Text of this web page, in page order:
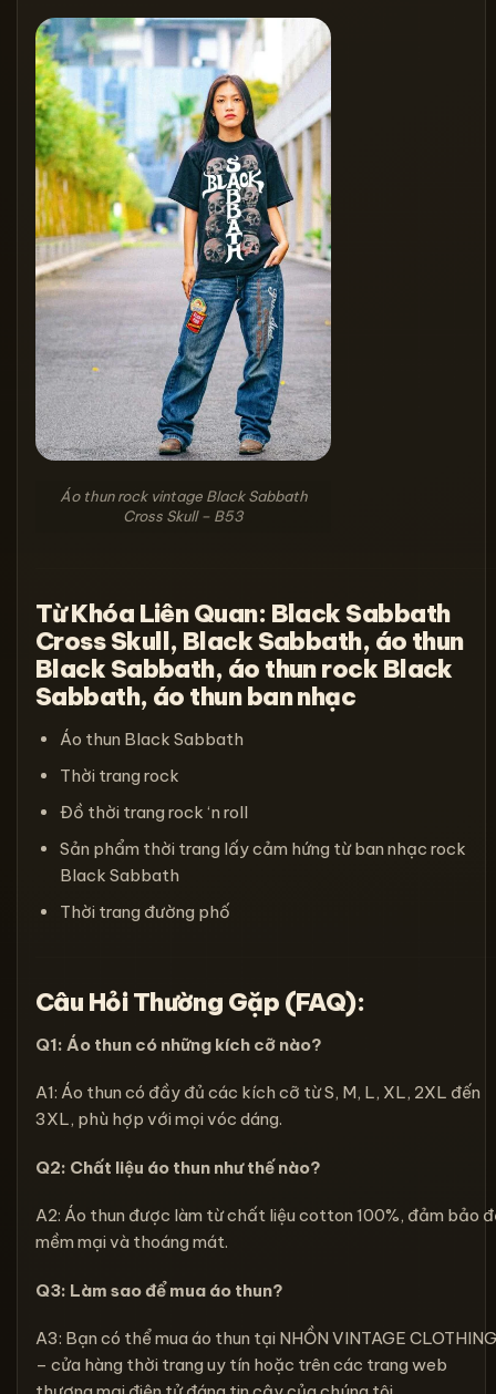
Áo thun rock vintage Black Sabbath
Cross Skull – B53
Từ Khóa Liên Quan: Black Sabbath
Cross Skull, Black Sabbath, áo thun
Black Sabbath, áo thun rock Black
Sabbath, áo thun ban nhạc
Áo thun Black Sabbath
Thời trang rock
Đồ thời trang rock ‘n roll
Sản phẩm thời trang lấy cảm hứng từ ban nhạc rock
Black Sabbath
Thời trang đường phố
Câu Hỏi Thường Gặp (FAQ):
Q1: Áo thun có những kích cỡ nào?
A1: Áo thun có đầy đủ các kích cỡ từ S, M, L, XL, 2XL đến
3XL, phù hợp với mọi vóc dáng.
Q2: Chất liệu áo thun như thế nào?
A2: Áo thun được làm từ chất liệu cotton 100%, đảm bảo
mềm mại và thoáng mát.
Q3: Làm sao để mua áo thun?
A3: Bạn có thể mua áo thun tại NHỒN VINTAGE CLOTHING
– cửa hàng thời trang uy tín hoặc trên các trang web